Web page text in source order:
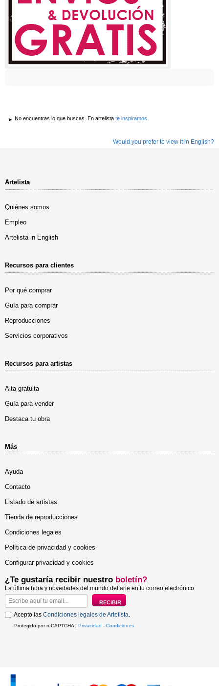
No encuentras lo que buscas. En artelista te inspiramos
Would you prefer to view it in English?
Artelista
Quiénes somos
Empleo
Artelista in English
Recursos para clientes
Por qué comprar
Guía para comprar
Reproducciones
Servicios corporativos
Recursos para artistas
Alta gratuita
Guía para vender
Destaca tu obra
Más
Ayuda
Contacto
Listado de artistas
Tienda de reproducciones
Condiciones legales
Política de privacidad y cookies
Configurar privacidad y cookies
¿Te gustaría recibir nuestro boletín?
La última hora y novedades del mundo del arte en tu correo electrónico
Acepto las Condiciones legales de Artelista.
Protegido por reCAPTCHA | Privacidad - Condiciones